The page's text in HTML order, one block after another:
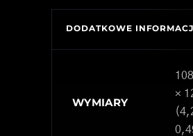
DODATKOWE
WYMIARY
×